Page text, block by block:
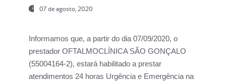
07 de agosto, 2020
Informamos que, a partir do dia 07/09/2020, o
prestador OFTALMOCLÍNICA SÃO GONÇALO
(55004164-2), estará habilitado a prestar
atendimentos 24 horas Urgência e Emergência na